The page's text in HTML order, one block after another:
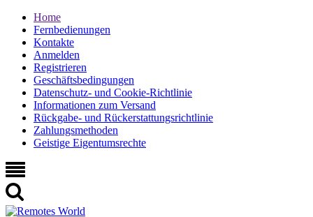
Home
Fernbedienungen
Kontakte
Anmelden
Registrieren
Geschäftsbedingungen
Datenschutz- und Cookie-Richtlinie
Informationen zum Versand
Rückgabe- und Rückerstattungsrichtlinie
Zahlungsmethoden
Geistige Eigentumsrechte